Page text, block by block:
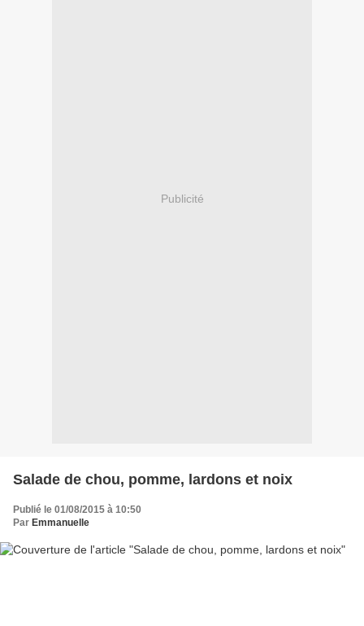
Publicité
Salade de chou, pomme, lardons et noix
Publié le 01/08/2015 à 10:50
Par Emmanuelle